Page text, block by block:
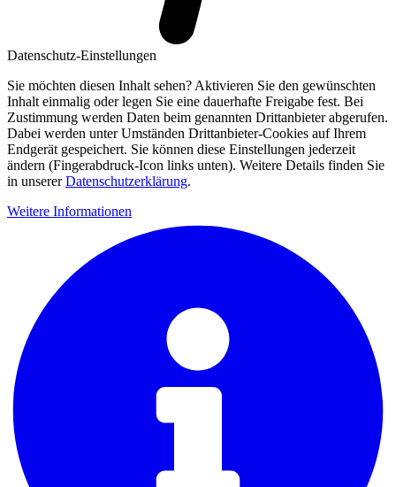
Datenschutz-Einstellungen
Sie möchten diesen Inhalt sehen? Aktivieren Sie den gewünschten
Inhalt einmalig oder legen Sie eine dauerhafte Freigabe fest. Bei
Zustimmung werden Daten beim genannten Drittanbieter abgerufen.
Dabei werden unter Umständen Drittanbieter-Cookies auf Ihrem
Endgerät gespeichert. Sie können diese Einstellungen jederzeit
ändern (Fingerabdruck-Icon links unten). Weitere Details finden Sie
in unsererDatenschutzerklärung.
Weitere Informationen